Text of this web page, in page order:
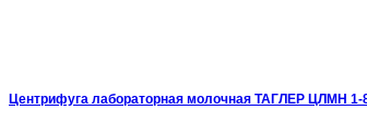
Центрифуга лабораторная молочная ТАГЛЕР ЦЛМН 1-